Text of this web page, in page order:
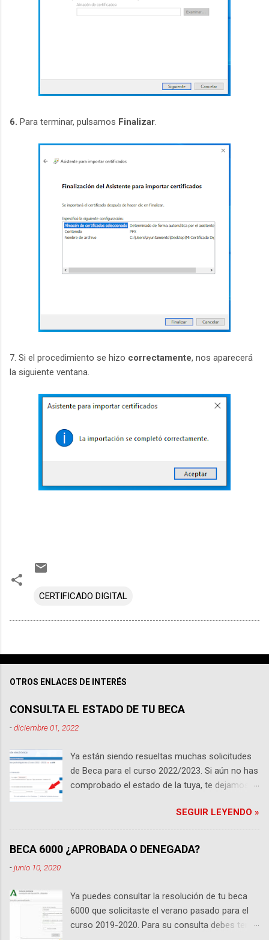
6. Para terminar, pulsamos Finalizar.
7. Si el procedimiento se hizo correctamente, nos aparecerá
la siguiente ventana.
CERTIFICADO DIGITAL
OTROS ENLACES DE INTERÉS
CONSULTA EL ESTADO DE TU BECA
-diciembre 01, 2022
Ya están siendo resueltas muchas solicitudes
de Beca para el curso 2022/2023. Si aún no has
comprobado el estado de la tuya, te dejamos
eres universitario , tu beca será gestionada por
el Ministerio de Educación y será en su web
donde debes consultarla, si por el contrario
estas cursando estudios no universitarios de
Educación en Andalucía y debes consultarla en
su propia web. RECUERDA!! que debes tener a
mano los datos de la solicitud para consultar el
SEGUIR LEYENDO »
BECA 6000 ¿APROBADA O DENEGADA?
-junio 10, 2020
Ya puedes consultar la resolución de tu beca
6000 que solicitaste el verano pasado para el
curso 2019-2020. Para su consulta debes tener